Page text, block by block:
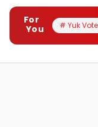
For
You
# Yuk Vote